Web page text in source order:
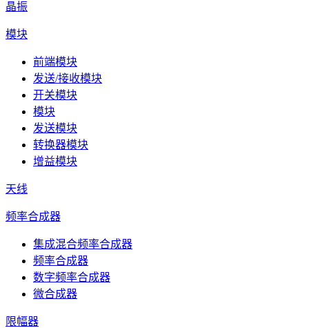
晶振
模块
前端模块
发送/接收模块
开关模块
模块
发送模块
转换器模块
增益模块
天线
频率合成器
集成混合频率合成器
频率合成器
数字频率合成器
微合成器
限幅器